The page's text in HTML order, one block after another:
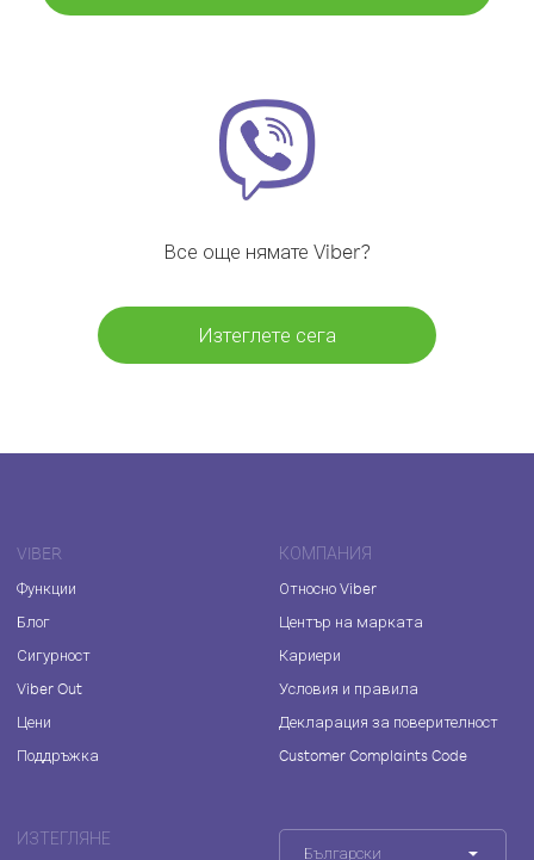
Все още нямате Viber?
Изтеглете сега
VIBER
Функции
Блог
Сигурност
Viber Out
Цени
Поддръжка
КОМПАНИЯ
Относно Viber
Център на марката
Кариери
Условия и правила
Декларация за поверителност
Customer Complaints Code
ИЗТЕГЛЯНЕ
Български